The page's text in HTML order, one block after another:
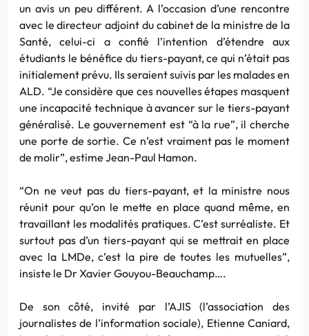
un avis un peu différent. A l’occasion d’une rencontre
avec le directeur adjoint du cabinet de la ministre de la
Santé, celui-ci a confié l’intention d’étendre aux
étudiants le bénéfice du tiers-payant, ce qui n’était pas
initialement prévu. Ils seraient suivis par les malades en
ALD. “Je considère que ces nouvelles étapes masquent
une incapacité technique à avancer sur le tiers-payant
généralisé. Le gouvernement est “à la rue”, il cherche
une porte de sortie. Ce n’est vraiment pas le moment
de molir”, estime Jean-Paul Hamon.
“On ne veut pas du tiers-payant, et la ministre nous
réunit pour qu’on le mette en place quand même, en
travaillant les modalités pratiques. C’est surréaliste. Et
surtout pas d’un tiers-payant qui se mettrait en place
avec la LMDe, c’est la pire de toutes les mutuelles”,
insiste le Dr Xavier Gouyou-Beauchamp….
De son côté, invité par l’AJIS (l’association des
journalistes de l’information sociale), Etienne Caniard,